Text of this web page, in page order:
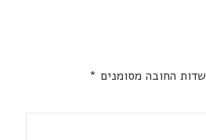
שדות החובה מסומנים *